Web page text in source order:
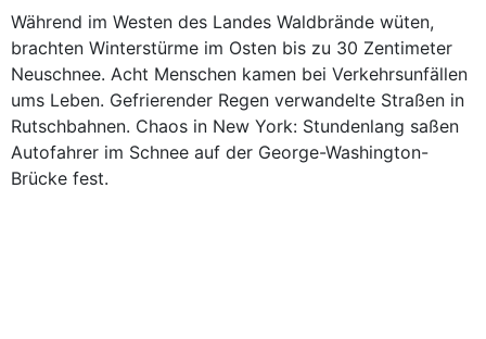
Während im Westen des Landes Waldbrände wüten,
brachten Winterstürme im Osten bis zu 30 Zentimeter
Neuschnee. Acht Menschen kamen bei Verkehrsunfällen
ums ­Leben. Gefrierender Regen verwandelte Straßen in
Rutschbahnen. Chaos in New York: Stundenlang saßen
Autofahrer im Schnee auf der George-­Washington-
Brücke fest.